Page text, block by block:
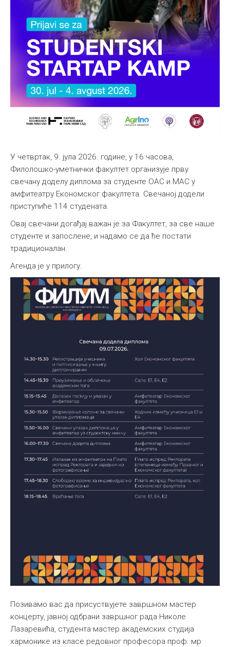
У четвртак, 9. јула 2026. године, у 16 часова,
Филолошко-уметнички факултет организује прву
свечану доделу диплома за студенте ОАС и МАС у
амфитеатру Економског факултета. Свечаној додели
приступиће 114 студената.
Овај свечани догађај важан је за Факултет, за све наше
студенте и запослене, и надамо се да ће постати
традиционалан.
Агенда је у прилогу.
Позивамо вас да присуствујете завршном мастер
концерту, јавној одбрани завршног рада Николе
Лазаревића, студента мастер академских студија
хармонике из класе редовног професора проф. мр